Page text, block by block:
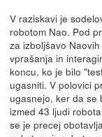
V raziskavi je
robotom Nao. Pod
za izboljšavo
vprašanja in
koncu, ko je bilo
ugasniti. V polovici
ugasnejo, ker da se
izmed 43 ljudi
se je precej